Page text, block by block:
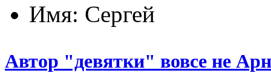
Имя: Сергей
Автор "девятки" вовсе не